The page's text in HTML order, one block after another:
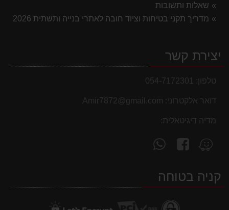
שאלות ותשובות
מדריך תקני בטיחות וציוד חובה לאתרי בנייה ותשתית 2026
יצירת קשר
טלפון: 054-7172301
דואר אלקטרוני: Amir7872@gmail.com
מדיה דיגיטאלית:
מצא
אותנו
Waze
עקוב
אחרינו
facebookקניה בטוחה